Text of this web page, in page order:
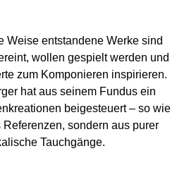
Weise entstandene Werke sind
wollen gespielt werden und
zum Komponieren inspirieren.
hat aus seinem Fundus ein
beigesteuert – so wie
sondern aus purer
Tauchgänge.